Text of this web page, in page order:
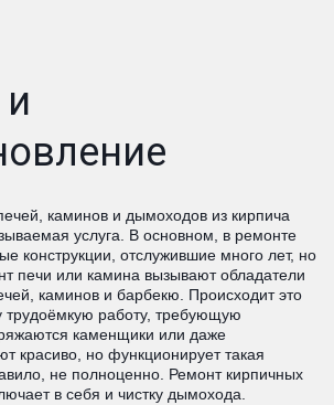
каминов и дымоходов из кирпича
услуга. В основном, в ремонте
конструкции, отслужившие много лет, но
печи или камина вызывают обладатели
каминов и барбекю. Происходит это
трудоёмкую работу, требующую
каменщики или даже
красиво, но функционирует такая
не полноценно. Ремонт кирпичных
в себя и чистку дымохода.